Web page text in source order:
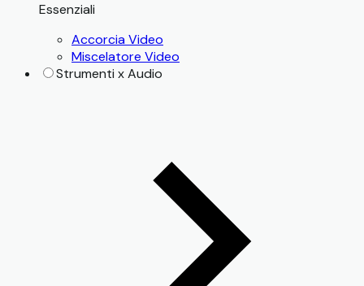
Essenziali
Accorcia Video
Miscelatore Video
Strumenti x Audio